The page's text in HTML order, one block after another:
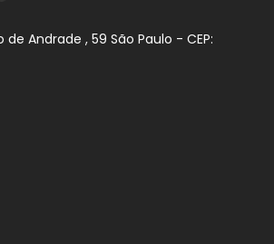
de Andrade , 59 São Paulo - CEP: